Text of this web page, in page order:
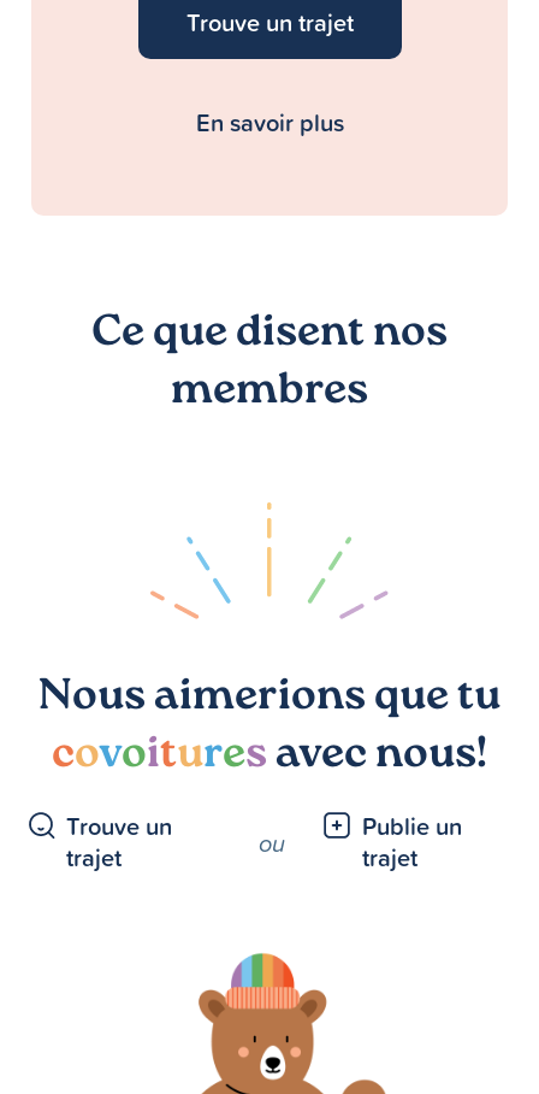
Trouve un trajet
En savoir plus
Ce que disent nos
membres
Nous aimerions que tu
covoituresavec nous!
Trouve un
trajet
ou
Publie un
trajet